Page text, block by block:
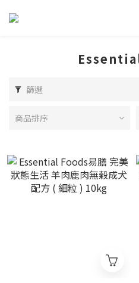
篩選
商品排序